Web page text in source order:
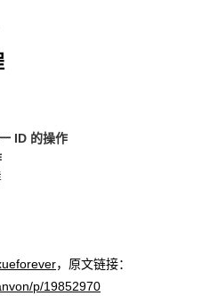
ID 的操作
，原文链接：
p/19852970